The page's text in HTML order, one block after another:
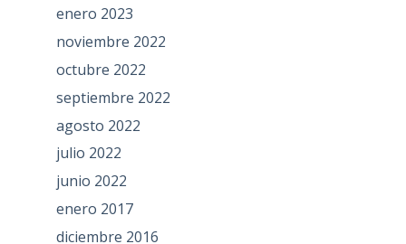
enero 2023
noviembre 2022
octubre 2022
septiembre 2022
agosto 2022
julio 2022
junio 2022
enero 2017
diciembre 2016